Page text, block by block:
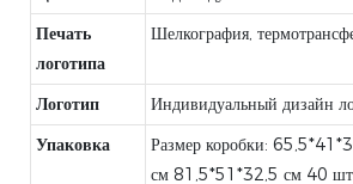
Печать
логотипа
Шелкография,
Логотип
Индивидуальный дизайн
Упаковка
Размер коробки:
см 81,5*51*32,5 см 40